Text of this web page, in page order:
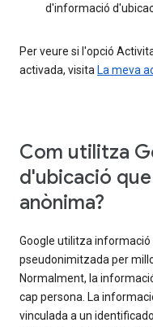
d'informació
Per veure si l'opció
activada, visita La meva
Com utilitza
d'ubicació
anònima?
Google utilitza
pseudonimitzada per
Normalment, la
cap persona. La
vinculada a un